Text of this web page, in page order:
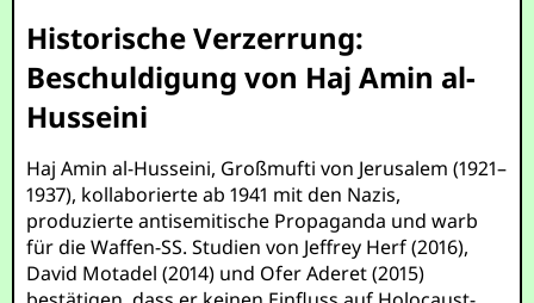
Historische Verzerrung:
Beschuldigung von Haj Amin al-
Husseini
Haj Amin al-Husseini, Großmufti von Jerusalem (1921–
1937), kollaborierte ab 1941 mit den Nazis,
produzierte antisemitische Propaganda und warb
für die Waffen-SS. Studien von Jeffrey Herf (2016),
David Motadel (2014) und Ofer Aderet (2015)